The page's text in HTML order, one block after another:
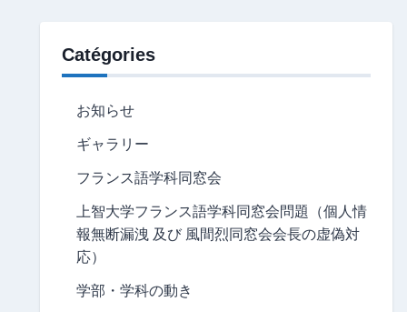
Catégories
お知らせ
ギャラリー
フランス語学科同窓会
上智大学フランス語学科同窓会問題（個人情
報無断漏洩 及び 風間烈同窓会会長の虚偽対
応）
学部・学科の動き